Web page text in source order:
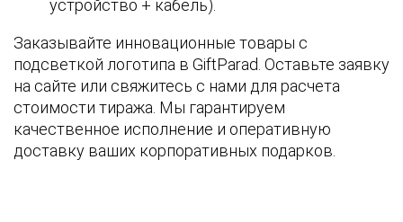
устройство + кабель).
Заказывайте инновационные товары с
подсветкой логотипа в GiftParad. Оставьте заявку
на сайте или свяжитесь с нами для расчета
стоимости тиража. Мы гарантируем
качественное исполнение и оперативную
доставку ваших корпоративных подарков.